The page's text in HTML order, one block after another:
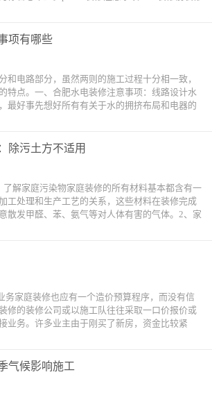
项有哪些
和电路部分，虽然两则的施工过程十分相一致，
特点。一、合肥水电装修注意事项：线路设计水
最好事先想好所有有关于水的拥挤布局和电器的
除污土方不适用
了解家庭污染物家庭装修的所有材料基本都含有一
工处理和生产工艺的关系，这些材料在装修完成
散发甲醛、苯、氨气等对人体有害的气体。2、家
务家庭装修也应有一个造价预算程序，而没有信
修的装修公司或以施工队往往采取一口价报价或
业务。许多业主由于刚买了新房，资金比较紧
气候影响施工